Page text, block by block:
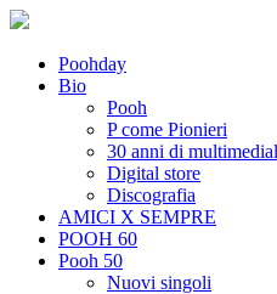
Poohday
Bio
Pooh
P come Pionieri
30 anni di
Digital store
Discografia
AMICI X SEMPRE
POOH 60
Pooh 50
Nuovi singoli